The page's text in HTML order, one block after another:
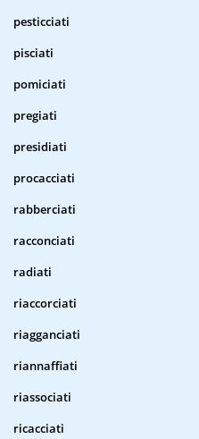
pesticciati
pisciati
pomiciati
pregiati
presidiati
procacciati
rabberciati
racconciati
radiati
riaccorciati
riagganciati
riannaffiati
riassociati
ricacciati